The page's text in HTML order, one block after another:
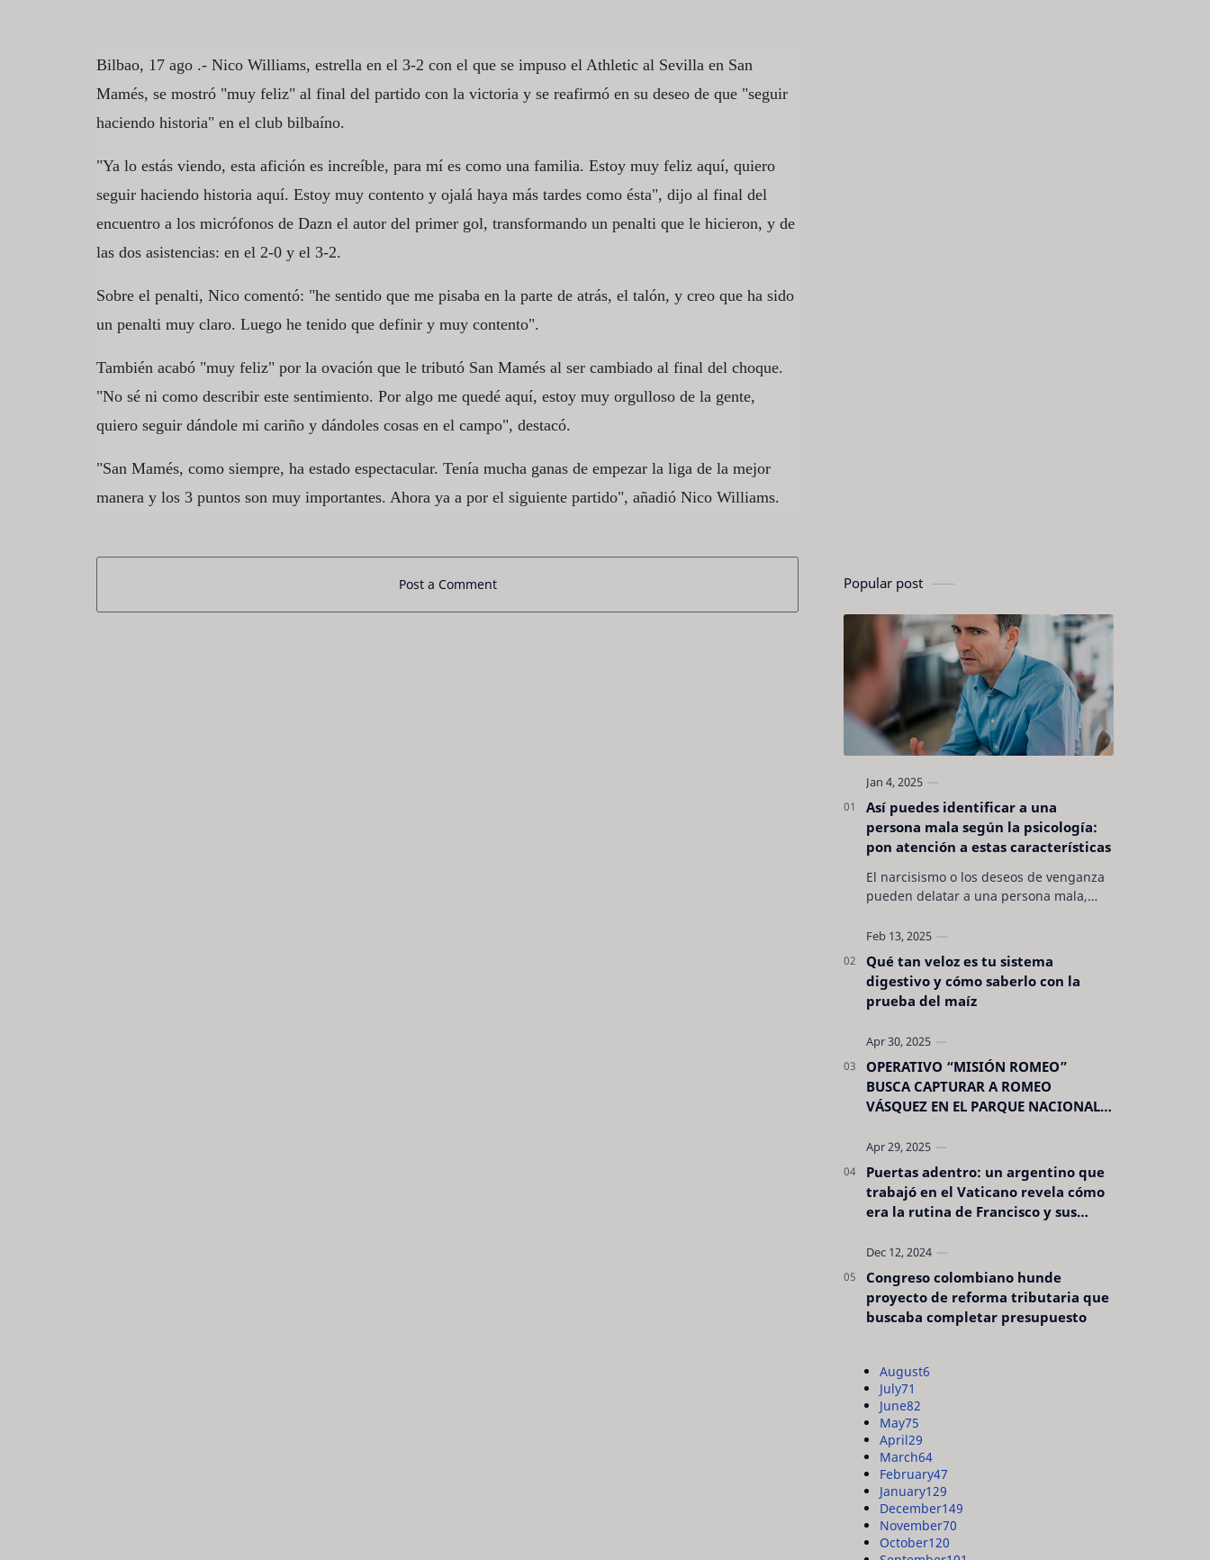
Bilbao, 17 ago .- Nico Williams, estrella en el 3-2 con el que se impuso el Athletic al Sevilla en San
Mamés, se mostró "muy feliz" al final del partido con la victoria y se reafirmó en su deseo de que "seguir
haciendo historia" en el club bilbaíno.
"Ya lo estás viendo, esta afición es increíble, para mí es como una familia. Estoy muy feliz aquí, quiero
seguir haciendo historia aquí. Estoy muy contento y ojalá haya más tardes como ésta", dijo al final del
encuentro a los micrófonos de Dazn el autor del primer gol, transformando un penalti que le hicieron, y de
las dos asistencias: en el 2-0 y el 3-2.
Sobre el penalti, Nico comentó: "he sentido que me pisaba en la parte de atrás, el talón, y creo que ha sido
un penalti muy claro. Luego he tenido que definir y muy contento".
También acabó "muy feliz" por la ovación que le tributó San Mamés al ser cambiado al final del choque.
"No sé ni como describir este sentimiento. Por algo me quedé aquí, estoy muy orgulloso de la gente,
quiero seguir dándole mi cariño y dándoles cosas en el campo", destacó.
"San Mamés, como siempre, ha estado espectacular. Tenía mucha ganas de empezar la liga de la mejor
manera y los 3 puntos son muy importantes. Ahora ya a por el siguiente partido", añadió Nico Williams.
Post a Comment Popular post
Así puedes identificar a una
persona mala según la psicología:
pon atención a estas características
El narcisismo o los deseos de venganza
pueden delatar a una persona mala,
evidentes. Conocerlas puede pro…
Qué tan veloz es tu sistema
digestivo y cómo saberlo con la
prueba del maíz
OPERATIVO “MISIÓN ROMEO”
BUSCA CAPTURAR A ROMEO
VÁSQUEZ EN EL PARQUE NACIONAL
Puertas adentro: un argentino que
trabajó en el Vaticano revela cómo
era la rutina de Francisco y sus
Congreso colombiano hunde
proyecto de reforma tributaria que
buscaba completar presupuesto
August6
July71
June82
May75
April29
March64
February47
January129
December149
November70
October120